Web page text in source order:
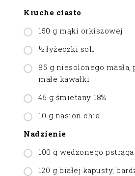
Kruche ciasto
150 g mąki orkiszowej
½ łyżeczki soli
85 g niesolonego
małe kawałki
45 g śmietany 18%
10 g nasion chia
Nadzienie
100 g wędzonego pstrąga
120 g białej kapusty,